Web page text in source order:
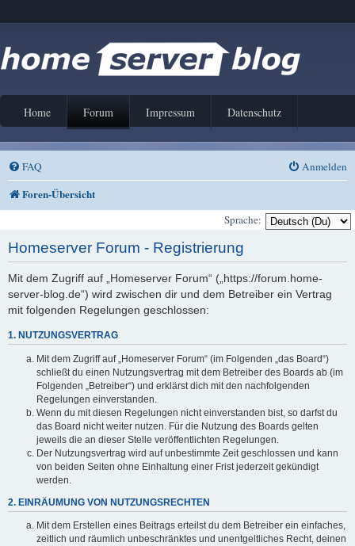
Home Forum Impressum Datenschutz
FAQ Anmelden
Foren-Übersicht
Sprache:
Homeserver Forum - Registrierung
Mit dem Zugriff auf „Homeserver Forum“ („https://forum.home-
server-blog.de“) wird zwischen dir und dem Betreiber ein Vertrag
mit folgenden Regelungen geschlossen:
1. NUTZUNGSVERTRAG
Mit dem Zugriff auf „Homeserver Forum“ (im Folgenden „das Board“)
schließt du einen Nutzungsvertrag mit dem Betreiber des Boards ab (im
Folgenden „Betreiber“) und erklärst dich mit den nachfolgenden
Regelungen einverstanden.
Wenn du mit diesen Regelungen nicht einverstanden bist, so darfst du
das Board nicht weiter nutzen. Für die Nutzung des Boards gelten
jeweils die an dieser Stelle veröffentlichten Regelungen.
Der Nutzungsvertrag wird auf unbestimmte Zeit geschlossen und kann
von beiden Seiten ohne Einhaltung einer Frist jederzeit gekündigt
werden.
2. EINRÄUMUNG VON NUTZUNGSRECHTEN
Mit dem Erstellen eines Beitrags erteilst du dem Betreiber ein einfaches,
zeitlich und räumlich unbeschränktes und unentgeltliches Recht, deinen